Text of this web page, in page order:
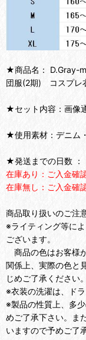
★商品名： D.Gray-
団服(2期) コスプレ
★セット内容：画像
★使用素材：デニム
★発送までの日数 ：
在庫あり：ご入金確
在庫無し：ご入金確
商品取り扱いのご注
※ライティング等に
ございます。
商品の色はお客様
関係上、実際の色と
じめご了承ください。
※衣装の洗濯は、ド
※製品の性質上、多
めご了承下さい。ま
いますので予めご了